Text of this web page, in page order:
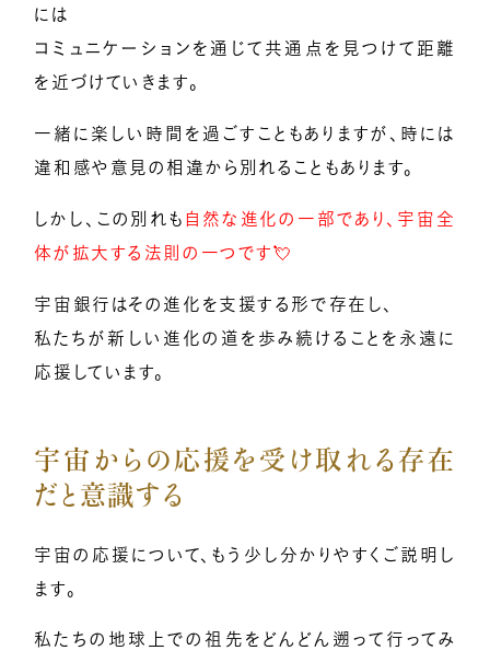
には
コミュニケーションを通じて共通点を見つけて距離
を近づけていきます。
一緒に楽しい時間を過ごすこともありますが、時には
違和感や意見の相違から別れることもあります。
しかし、この別れも 自然な進化の一部であり、宇宙全
体が拡大する法則の一つです💘
宇宙銀行はその進化を支援する形で存在し、
私たちが新しい進化の道を歩み続けることを永遠に
応援しています。
宇宙からの応援を受け取れる存在
だと意識する
宇宙の応援について、もう少し分かりやすくご説明し
ます。
私たちの地球上での祖先をどんどん遡って行ってみ